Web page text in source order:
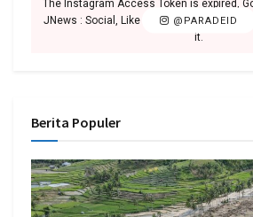
@PARADEID
The Instagram Access Token is expired,
JNews : Social, Like & View > Instagram
it.
Berita Populer